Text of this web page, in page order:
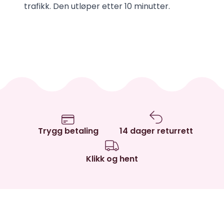
trafikk. Den utløper etter 10 minutter.
Trygg betaling 14 dager returrett
Klikk og hent